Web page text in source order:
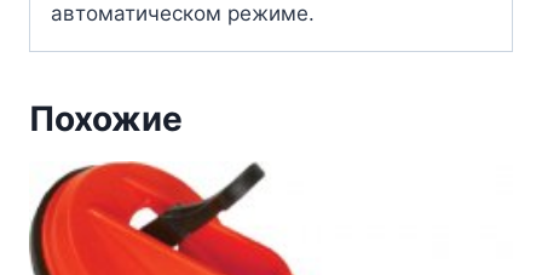
автоматическом режиме.
Похожие